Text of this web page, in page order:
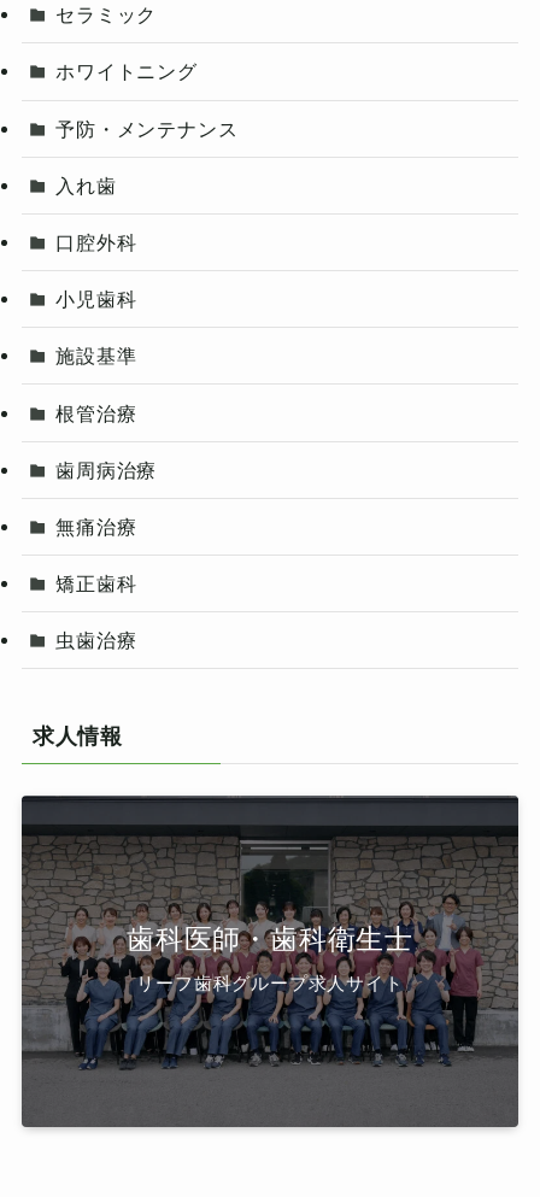
セラミック
ホワイトニング
予防・メンテナンス
入れ歯
口腔外科
小児歯科
施設基準
根管治療
歯周病治療
無痛治療
矯正歯科
虫歯治療
求人情報
歯科医師・歯科衛生士
リーフ歯科グループ求人サイト